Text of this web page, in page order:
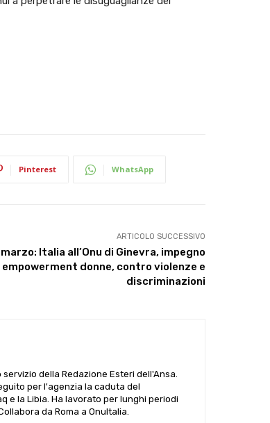
Pinterest WhatsApp
ARTICOLO SUCCESSIVO
Italia all’Onu di Ginevra, impegno
empowerment donne, contro violenze e
discriminazioni
della Redazione Esteri dell'Ansa.
per l'agenzia la caduta del
e la Libia. Ha lavorato per lunghi periodi
da Roma a OnuItalia.